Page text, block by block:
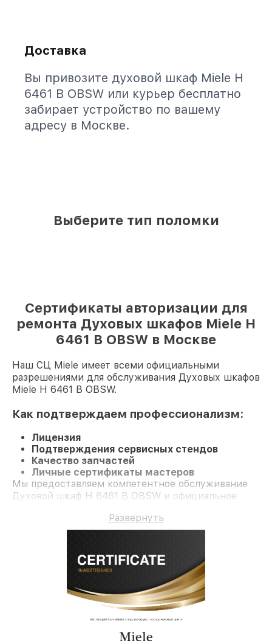
Доставка
Вы привозите духовой шкаф Miele H
6461 B OBSW или курьер бесплатно
забирает устройство по вашему
адресу в Москве.
Выберите тип поломки
Сертификаты авторизации для
ремонта Духовых шкафов Miele H
6461 B OBSW в Москве
Наш СЦ Miele имеет всеми официальными
разрешениями для обслуживания Духовых шкафов
Miele H 6461 B OBSW.
Как подтверждаем профессионализм:
Лицензия
Подтверждения сервисных стендов
Качество запчастей
Личные сертификаты мастеров
Мы предоставляем компетентное обслуживание
Духовой шкаф H 6461 B OBSW и официальное
Развернуть